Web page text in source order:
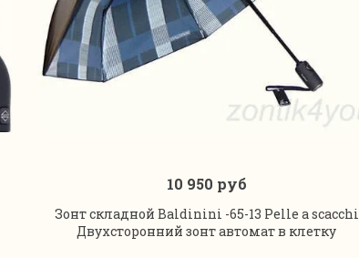
В корзину
10 950 руб
Зонт складной Baldinini -65-13 Pelle a scacchi
Двухсторонний зонт автомат в клетку